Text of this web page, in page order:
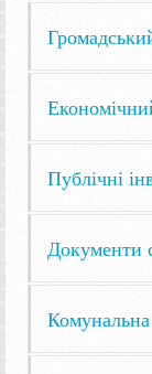
Публічні
Документи
Комунальна